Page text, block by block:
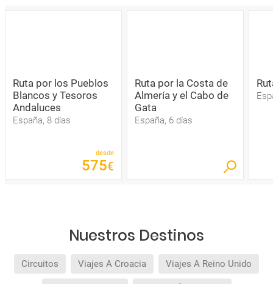
Ruta por los Pueblos
Blancos y Tesoros
Andaluces
España, 8 días
desde
575€
Ruta por la Costa de
Almería y el Cabo de
Gata
España, 6 días
Nuestros Destinos
Circuitos Viajes A Croacia Viajes A Reino Unido